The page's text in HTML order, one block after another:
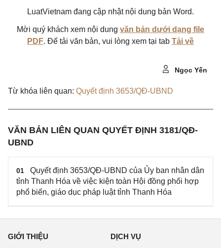
LuatVietnam đang cập nhật nội dung bản Word.
Mời quý khách xem nội dung văn bản dưới dạng file
PDF. Để tải văn bản, vui lòng xem tại tab Tải về
Ngọc Yến
Từ khóa liên quan: Quyết định 3653/QĐ-UBND
VĂN BẢN LIÊN QUAN QUYẾT ĐỊNH 3181/QĐ-
UBND
01
Quyết định 3653/QĐ-UBND của Ủy ban nhân dân
tỉnh Thanh Hóa về việc kiện toàn Hội đồng phối hợp
phổ biến, giáo dục pháp luật tỉnh Thanh Hóa
GIỚI THIỆU DỊCH VỤ